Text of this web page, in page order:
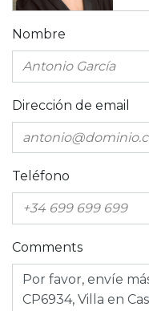
Nombre
Dirección de email
Teléfono
Comments